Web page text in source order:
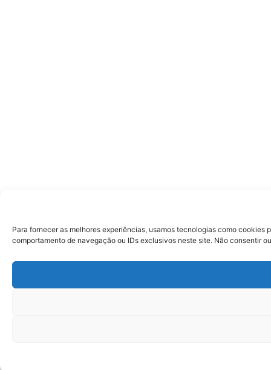
Para fornecer as melhores experiências, usamos tecnologias como
comportamento de navegação ou IDs exclusivos neste site. Não consentir